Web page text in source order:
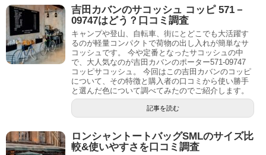
吉田カバンのサコッシュ コッピ 571－
09747はどう？口コミ調査
キャンプや登山、自転車、街にとどこでも大活躍す
るのが軽量コンパクトで荷物の出し入れが簡単なサ
コッシュです。 今や定番となったサコッシュの中
で、大人気なのが吉田カバンのポーター571-09747
コッピサコッシュ。 今回はこの吉田カバンのコッピ
について、その特徴と購入者の口コミから使い勝手
と選んだ色について調べてみたのでご紹介します。
記事を読む
ロンシャントートバッグSMLのサイズ比
較&使いやすさを口コミ調査